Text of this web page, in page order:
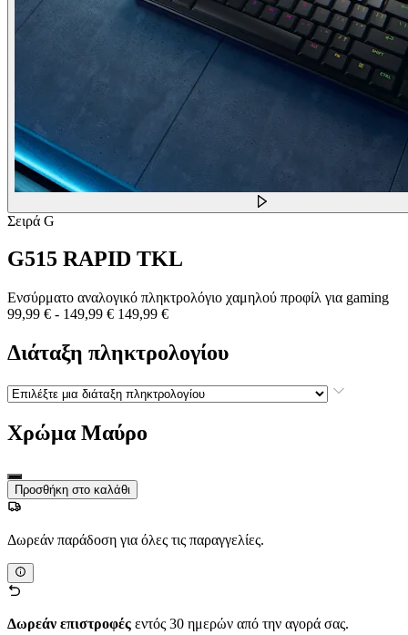
Σειρά G
G515 RAPID TKL
Ενσύρματο αναλογικό πληκτρολόγιο χαμηλού προφίλ για gaming
99,99 € - 149,99 € 149,99 €
Διάταξη πληκτρολογίου
Χρώμα Μαύρο
Προσθήκη στο καλάθι
Δωρεάν παράδοση για όλες τις παραγγελίες.
Δωρεάν επιστροφές εντός 30 ημερών από την αγορά σας.